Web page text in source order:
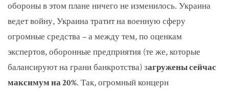
обороны в этом плане ничего не изменилось. Украина
ведет войну, Украина тратит на военную сферу
огромные средства – а между тем, по оценкам
экспертов, оборонные предприятия (те же, которые
балансируют на грани банкротства) загружены сейчас
максимум на 20%. Так, огромный концерн